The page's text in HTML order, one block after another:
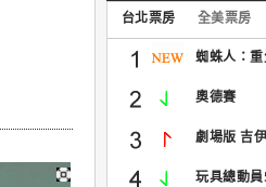
台北票房 全美票房
蜘蛛人：重
奧德賽
劇場版 吉
玩具總動員